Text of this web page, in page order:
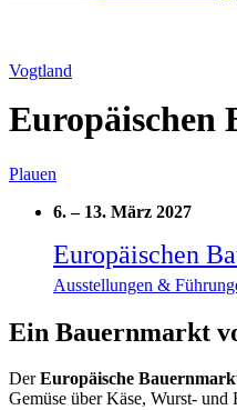
Vogtland
Europäischen
Plauen
6.–13. März 2027
Europäischen
Ausstellungen &
Ein Bauernmarkt
DerEuropäische
Gemüse über Käse, Wurst- und